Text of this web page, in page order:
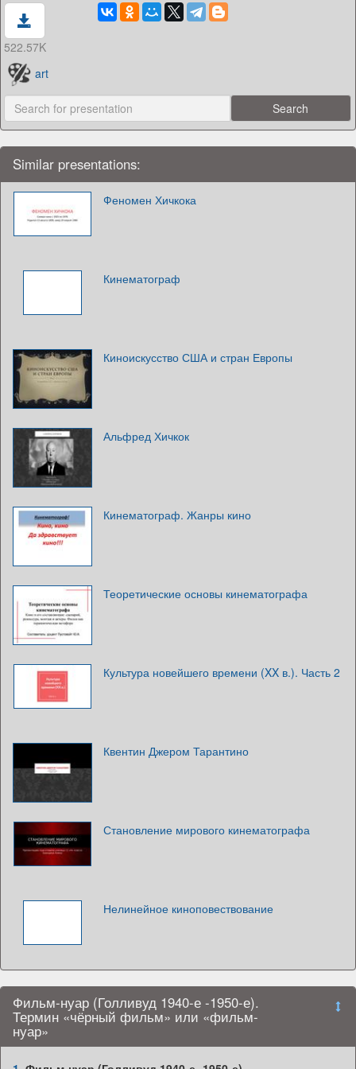
522.57K
art
Similar presentations:
Феномен Хичкока
Кинематограф
Киноискусство США и стран Европы
Альфред Хичкок
Кинематограф. Жанры кино
Теоретические основы кинематографа
Культура новейшего времени (XX в.). Часть 2
Квентин Джером Тарантино
Становление мирового кинематографа
Нелинейное киноповествование
Фильм-нуар (Голливуд 1940-е -1950-е).
Термин «чёрный фильм» или «фильм-
нуар»